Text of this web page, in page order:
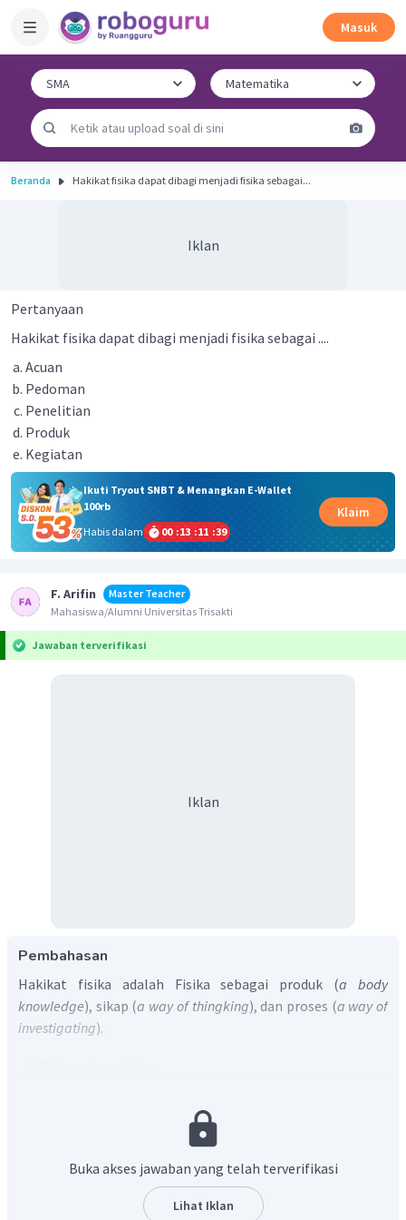
Masuk
Beranda Hakikat fisika dapat dibagi menjadi fisika sebagai...
Iklan
Pertanyaan
Hakikat fisika dapat dibagi menjadi fisika sebagai ....
Acuan
Pedoman
Penelitian
Produk
Kegiatan
Ikuti Tryout SNBT & Menangkan E-Wallet
100rb
Habis dalam
00 :13 :11 :39
Klaim
F. Arifin
Master Teacher
Mahasiswa/Alumni Universitas Trisakti
Jawaban terverifikasi
Iklan
Pembahasan
Hakikat fisika adalah Fisika sebagai produk (a body
knowledge), sikap (a way of thingking), dan proses (a way of
investigating).
ilmiah yang baik, antara lain rasa ingin tahu, rasa
percaya, kreatif, teliti, objektif, jujur, terbuka, mau
orang lain.
Fisika sebagai proses
Buka akses jawaban yang telah terverifikasi
Lihat Iklan